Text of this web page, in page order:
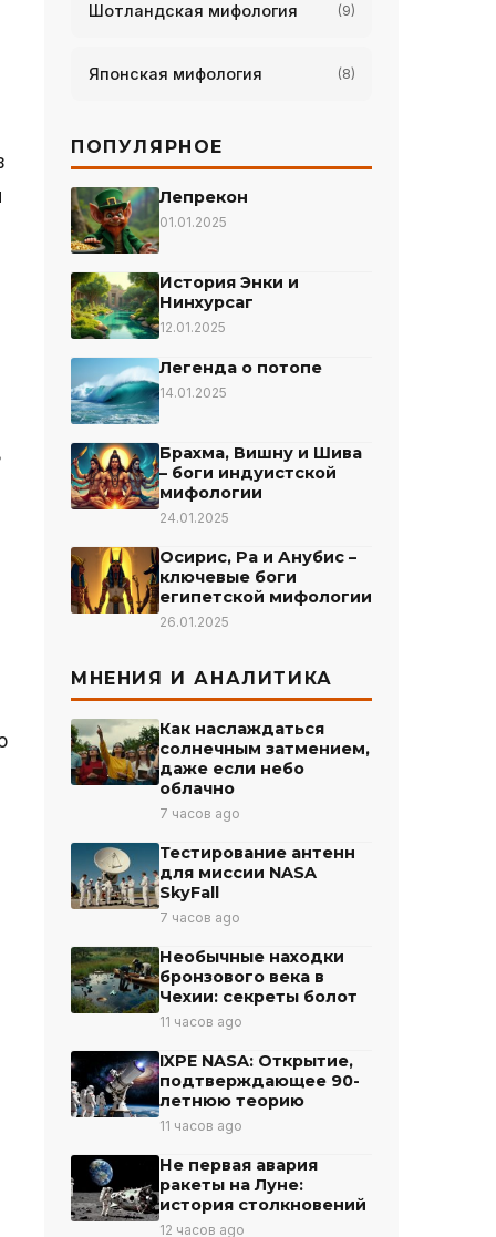
Шотландская мифология (9)
Японская мифология (8)
ПОПУЛЯРНОЕ
Лепрекон
01.01.2025
История Энки и
Нинхурсаг
12.01.2025
Легенда о потопе
14.01.2025
Брахма, Вишну и Шива
– боги индуистской
мифологии
24.01.2025
Осирис, Ра и Анубис –
ключевые боги
египетской мифологии
26.01.2025
МНЕНИЯ И АНАЛИТИКА
Как наслаждаться
солнечным затмением,
даже если небо
облачно
7 часов ago
Тестирование антенн
для миссии NASA
SkyFall
7 часов ago
Необычные находки
бронзового века в
Чехии: секреты болот
11 часов ago
IXPE NASA: Открытие,
подтверждающее 90-
летнюю теорию
11 часов ago
Не первая авария
ракеты на Луне:
история столкновений
12 часов ago